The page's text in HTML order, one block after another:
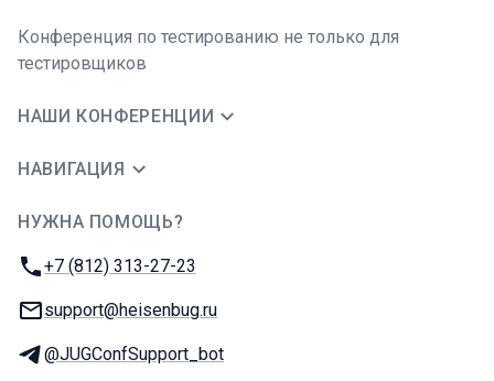
Конференция по тестированию не только для
тестировщиков
НАШИ КОНФЕРЕНЦИИ
НАВИГАЦИЯ
НУЖНА ПОМОЩЬ?
Телефон:
+7 (812) 313-27-23
E-mail:
support@heisenbug.ru
Телеграм:
@JUGConfSupport_bot